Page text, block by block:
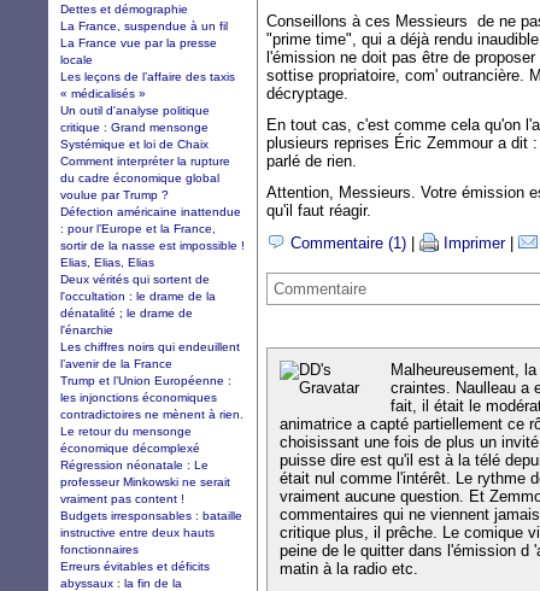
Conseillons à ces Messieurs de ne
"prime time", qui a déjà rendu
l'émission ne doit pas être de
sottise propriatoire, com' outrancière.
décryptage.
En tout cas, c'est comme cela qu'on
plusieurs reprises Éric Zemmour a dit
parlé de rien.
Attention, Messieurs. Votre émission
qu'il faut réagir.
Commentaire (1)
Imprimer|
Commentaire
Malheureusement,
craintes. Naulleau a
fait, il était le
animatrice a capté partiellement ce
choisissant une fois de plus un
puisse dire est qu'il est à la télé
était nul comme l'intérêt. Le rythme
vraiment aucune question. Et
commentaires qui ne viennent
critique plus, il prêche. Le comique
peine de le quitter dans l'émission d
matin à la radio etc.
Dettes et démographie
La France, suspendue à un fil
La France vue par la presse
locale
Les leçons de l’affaire des taxis
« médicalisés »
Un outil d'analyse politique
critique : Grand mensonge
Systémique et loi de Chaix
Comment interpréter la rupture
du cadre économique global
voulue par Trump ?
Défection américaine inattendue
: pour l’Europe et la France,
sortir de la nasse est impossible !
Elias, Elias, Elias
Deux vérités qui sortent de
l'occultation : le drame de la
dénatalité ; le drame de
l'énarchie
Les chiffres noirs qui endeuillent
l’avenir de la France
Trump et l’Union Européenne :
les injonctions économiques
contradictoires ne mènent à rien.
Le retour du mensonge
économique décomplexé
Régression néonatale : Le
professeur Minkowski ne serait
vraiment pas content !
Budgets irresponsables : bataille
instructive entre deux hauts
fonctionnaires
Erreurs évitables et déficits
abyssaux : la fin de la